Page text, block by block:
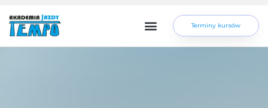
Terminy kursów